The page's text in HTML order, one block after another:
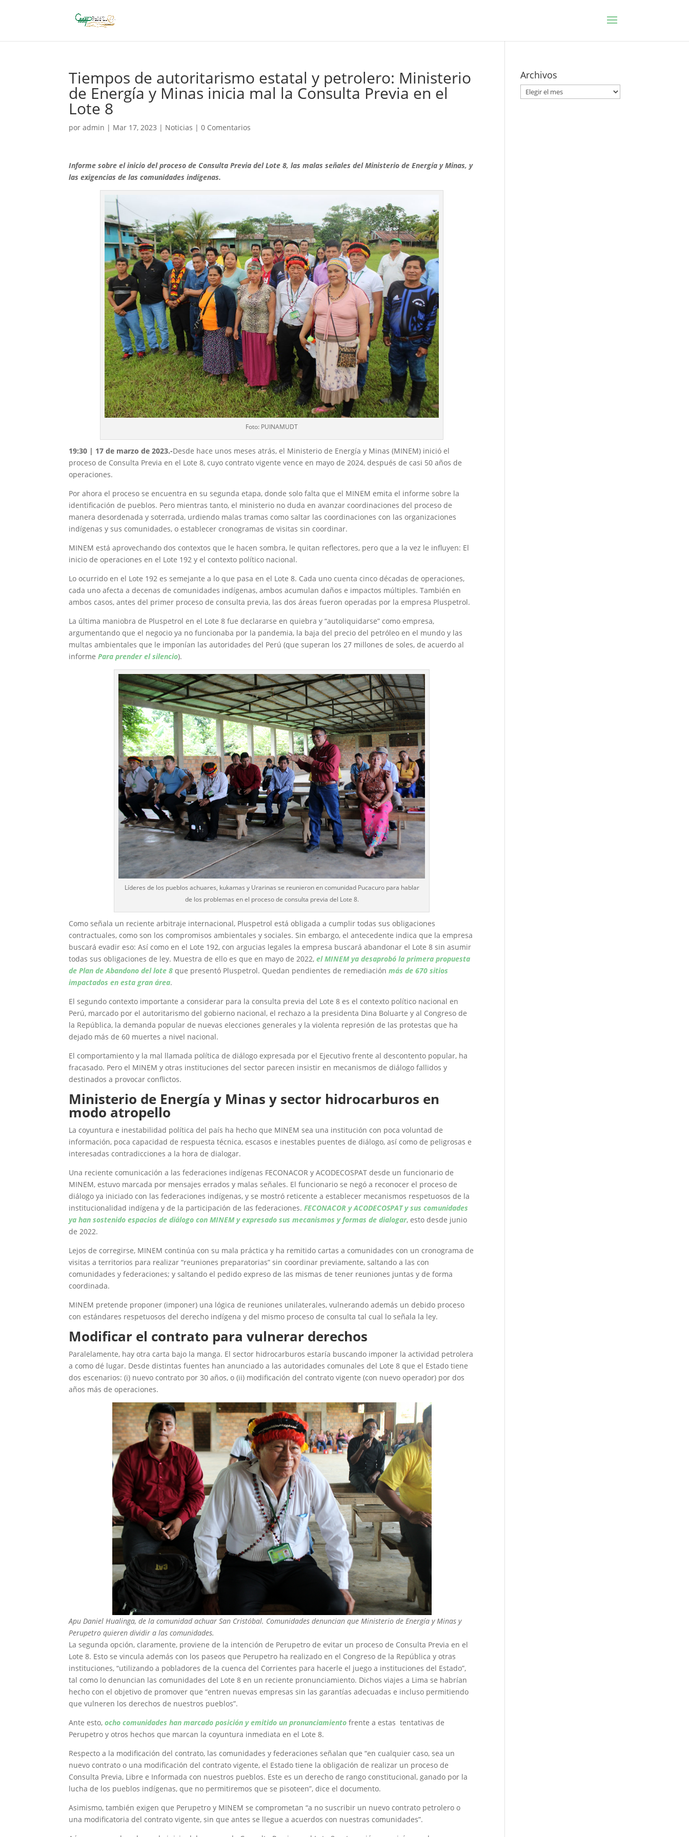
Tiempos de autoritarismo estatal y petrolero: Ministerio
de Energía y Minas inicia mal la Consulta Previa en el
Lote 8
poradmin | Mar 17, 2023 | Noticias |0 Comentarios
Informe sobre el inicio del proceso de Consulta Previa del Lote 8, las malas señales del Ministerio de Energía y Minas, y
las exigencias de las comunidades indígenas.
Foto: PUINAMUDT
19:30 | 17 de marzo de 2023.-Desde hace unos meses atrás, el Ministerio de Energía y Minas (MINEM) inició el
proceso de Consulta Previa en el Lote 8, cuyo contrato vigente vence en mayo de 2024, después de casi 50 años de
operaciones.
Por ahora el proceso se encuentra en su segunda etapa, donde solo falta que el MINEM emita el informe sobre la
identificación de pueblos. Pero mientras tanto, el ministerio no duda en avanzar coordinaciones del proceso de
manera desordenada y soterrada, urdiendo malas tramas como saltar las coordinaciones con las organizaciones
indígenas y sus comunidades, o establecer cronogramas de visitas sin coordinar.
MINEM está aprovechando dos contextos que le hacen sombra, le quitan reflectores, pero que a la vez le influyen: El
inicio de operaciones en el Lote 192 y el contexto político nacional.
Lo ocurrido en el Lote 192 es semejante a lo que pasa en el Lote 8. Cada uno cuenta cinco décadas de operaciones,
cada uno afecta a decenas de comunidades indígenas, ambos acumulan daños e impactos múltiples. También en
ambos casos, antes del primer proceso de consulta previa, las dos áreas fueron operadas por la empresa Pluspetrol.
La última maniobra de Pluspetrol en el Lote 8 fue declararse en quiebra y “autoliquidarse” como empresa,
argumentando que el negocio ya no funcionaba por la pandemia, la baja del precio del petróleo en el mundo y las
multas ambientales que le imponían las autoridades del Perú (que superan los 27 millones de soles, de acuerdo al
informePara prender el silencio).
Líderes de los pueblos achuares, kukamas y Urarinas se reunieron en comunidad Pucacuro para hablar
de los problemas en el proceso de consulta previa del Lote 8.
Como señala un reciente arbitraje internacional, Pluspetrol está obligada a cumplir todas sus obligaciones
contractuales, como son los compromisos ambientales y sociales. Sin embargo, el antecedente indica que la empresa
buscará evadir eso: Así como en el Lote 192, con argucias legales la empresa buscará abandonar el Lote 8 sin asumir
todas sus obligaciones de ley. Muestra de ello es que en mayo de 2022,el MINEM ya desaprobó la primera propuesta
de Plan de Abandono del lote 8 que presentó Pluspetrol. Quedan pendientes de remediaciónmás de 670 sitios
impactados en esta gran área.
El segundo contexto importante a considerar para la consulta previa del Lote 8 es el contexto político nacional en
Perú, marcado por el autoritarismo del gobierno nacional, el rechazo a la presidenta Dina Boluarte y al Congreso de
la República, la demanda popular de nuevas elecciones generales y la violenta represión de las protestas que ha
dejado más de 60 muertes a nivel nacional.
El comportamiento y la mal llamada política de diálogo expresada por el Ejecutivo frente al descontento popular, ha
fracasado. Pero el MINEM y otras instituciones del sector parecen insistir en mecanismos de diálogo fallidos y
destinados a provocar conflictos.
Ministerio de Energía y Minas y sector hidrocarburos en
modo atropello
La coyuntura e inestabilidad política del país ha hecho que MINEM sea una institución con poca voluntad de
información, poca capacidad de respuesta técnica, escasos e inestables puentes de diálogo, así como de peligrosas e
interesadas contradicciones a la hora de dialogar.
Una reciente comunicación a las federaciones indígenas FECONACOR y ACODECOSPAT desde un funcionario de
MINEM, estuvo marcada por mensajes errados y malas señales. El funcionario se negó a reconocer el proceso de
diálogo ya iniciado con las federaciones indígenas, y se mostró reticente a establecer mecanismos respetuosos de la
institucionalidad indígena y de la participación de las federaciones.FECONACOR y ACODECOSPAT y sus comunidades
ya han sostenido espacios de diálogo con MINEM y expresado sus mecanismos y formas de dialogar, esto desde junio
de 2022.
Lejos de corregirse, MINEM continúa con su mala práctica y ha remitido cartas a comunidades con un cronograma de
visitas a territorios para realizar “reuniones preparatorias” sin coordinar previamente, saltando a las con
comunidades y federaciones; y saltando el pedido expreso de las mismas de tener reuniones juntas y de forma
coordinada.
MINEM pretende proponer (imponer) una lógica de reuniones unilaterales, vulnerando además un debido proceso
con estándares respetuosos del derecho indígena y del mismo proceso de consulta tal cual lo señala la ley.
Modificar el contrato para vulnerar derechos
Paralelamente, hay otra carta bajo la manga. El sector hidrocarburos estaría buscando imponer la actividad petrolera
a como dé lugar. Desde distintas fuentes han anunciado a las autoridades comunales del Lote 8 que el Estado tiene
dos escenarios: (i) nuevo contrato por 30 años, o (ii) modificación del contrato vigente (con nuevo operador) por dos
años más de operaciones.
Apu Daniel Hualinga, de la comunidad achuar San Cristóbal. Comunidades denuncian que Ministerio de Energía y Minas y
Perupetro quieren dividir a las comunidades.
La segunda opción, claramente, proviene de la intención de Perupetro de evitar un proceso de Consulta Previa en el
Lote 8. Esto se vincula además con los paseos que Perupetro ha realizado en el Congreso de la República y otras
instituciones, “utilizando a pobladores de la cuenca del Corrientes para hacerle el juego a instituciones del Estado”,
tal como lo denuncian las comunidades del Lote 8 en un reciente pronunciamiento. Dichos viajes a Lima se habrían
hecho con el objetivo de promover que “entren nuevas empresas sin las garantías adecuadas e incluso permitiendo
que vulneren los derechos de nuestros pueblos”.
Ante esto,ocho comunidades han marcado posición y emitido un pronunciamiento frente a estas tentativas de
Perupetro y otros hechos que marcan la coyuntura inmediata en el Lote 8.
Respecto a la modificación del contrato, las comunidades y federaciones señalan que “en cualquier caso, sea un
nuevo contrato o una modificación del contrato vigente, el Estado tiene la obligación de realizar un proceso de
Consulta Previa, Libre e Informada con nuestros pueblos. Este es un derecho de rango constitucional, ganado por la
lucha de los pueblos indígenas, que no permitiremos que se pisoteen”, dice el documento.
Asimismo, también exigen que Perupetro y MINEM se comprometan “a no suscribir un nuevo contrato petrolero o
una modificatoria del contrato vigente, sin que antes se llegue a acuerdos con nuestras comunidades”.
Archivos
Archivos